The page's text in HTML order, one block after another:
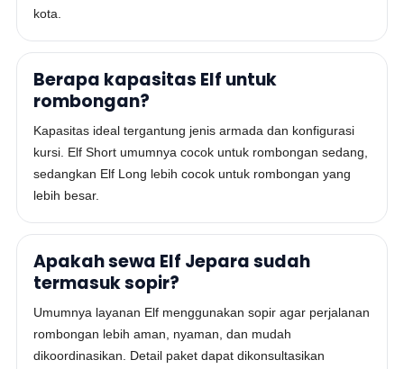
kota.
Berapa kapasitas Elf untuk
rombongan?
Kapasitas ideal tergantung jenis armada dan konfigurasi
kursi. Elf Short umumnya cocok untuk rombongan sedang,
sedangkan Elf Long lebih cocok untuk rombongan yang
lebih besar.
Apakah sewa Elf Jepara sudah
termasuk sopir?
Umumnya layanan Elf menggunakan sopir agar perjalanan
rombongan lebih aman, nyaman, dan mudah
dikoordinasikan. Detail paket dapat dikonsultasikan